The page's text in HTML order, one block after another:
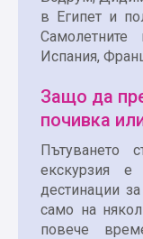
в Египет и
Испания,
Защо да
почивка
Пътуването
екскурзия
дестинации
само на
повече